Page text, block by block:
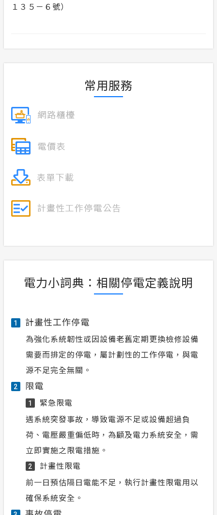
１３５－６號）
常用服務
電力小詞典：相關停電定義說明
1 計畫性工作停電
為強化系統韌性或因設備老舊定期更換檢修設備
需要而排定的停電，屬計劃性的工作停電，與電
源不足完全無關。
2 限電
1
緊急限電
遇系統突發事故，導致電源不足或設備超過負
荷、電壓嚴重偏低時，為顧及電力系統安全，需
立即實施之限電措施。
2
計畫性限電
前一日預估隔日電能不足，執行計畫性限電用以
確保系統安全。